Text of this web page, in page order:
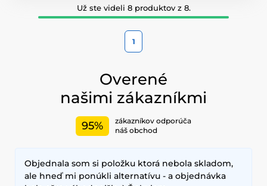
Už ste videli 8 produktov z 8.
1
Overené
našimi zákazníkmi
95%
zákazníkov odporúča
náš obchod
Objednala som si položku ktorá nebola skladom,
ale hneď mi ponúkli alternatívu - a objednávka